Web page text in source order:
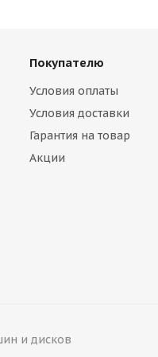
Nissan
Rover
Toyota
Покупателю
Условия оплаты
Условия доставки
Гарантия на товар
Акции
и дисков